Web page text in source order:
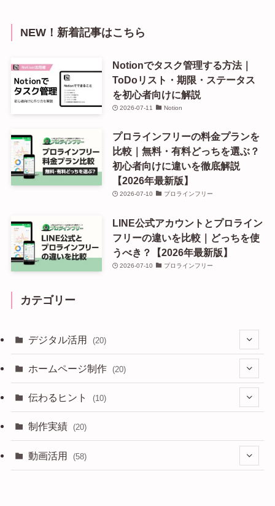
NEW！新着記事はこちら
Notionでタスク管理する方法｜
ToDoリスト・期限・ステータス
を初心者向けに解説
2026-07-11 Notion
プロラインフリーの料金プランを
比較｜無料・有料どっちを選ぶ？
初心者向けに違いを徹底解説
【2026年最新版】
2026-07-10 プロラインフリー
LINE公式アカウントとプロライン
フリーの違いを比較｜どっちを使
うべき？【2026年最新版】
2026-07-10 プロラインフリー
カテゴリー
デジタル活用 (20)
(3)
(7)
(6)
ホームページ制作 (20)
(6)
伝わるヒント (10)
制作実績 (20)
動画活用 (58)